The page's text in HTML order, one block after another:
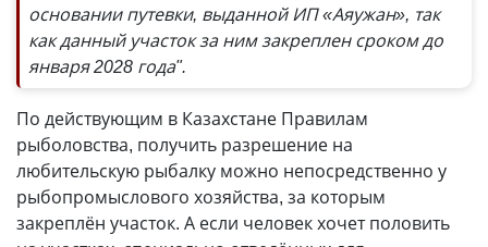
основании путевки, выданной ИП «Аяужан», так
как данный участок за ним закреплен сроком до
января 2028 года".
По действующим в Казахстане Правилам
рыболовства, получить разрешение на
любительскую рыбалку можно непосредственно у
рыбопромыслового хозяйства, за которым
закреплён участок. А если человек хочет половить